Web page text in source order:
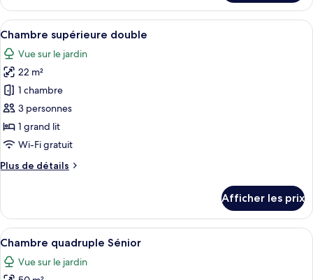
double
Chambre
Standard
double
Afficher
toutes
les
photos
pour
ce
type
de
chambre :
Chambre
Chambre supérieure double | Literie
3
Chambre supérieure double
Vue sur le jardin
22 m²
1 chambre
3 personnes
1 grand lit
Wi-Fi gratuit
Plus de détails
Plus
Chambre
supérieure
double
Afficher les prix
Afficher
toutes
les
Chambre quadruple Sénior | Literie
3
Chambre quadruple Sénior
Vue sur le jardin